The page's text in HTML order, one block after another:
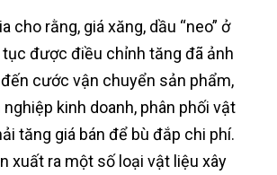
cho rằng, giá xăng, dầu “neo” ở
được điều chỉnh tăng đã ảnh
cước vận chuyển sản phẩm,
kinh doanh, phân phối vật
tăng giá bán để bù đắp chi phí.
xuất ra một số loại vật liệu xây